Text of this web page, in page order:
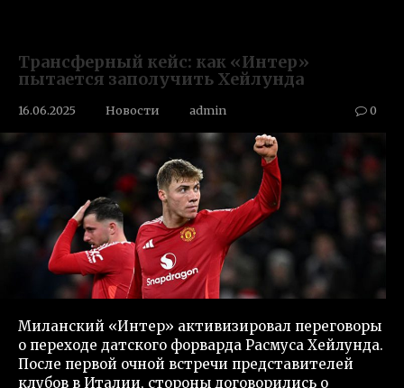
Трансферный кейс: как «Интер»
пытается заполучить Хейлунда
16.06.2025 Новости admin 0
Миланский «Интер» активизировал переговоры
о переходе датского форварда Расмуса Хейлунда.
После первой очной встречи представителей
клубов в Италии, стороны договорились о